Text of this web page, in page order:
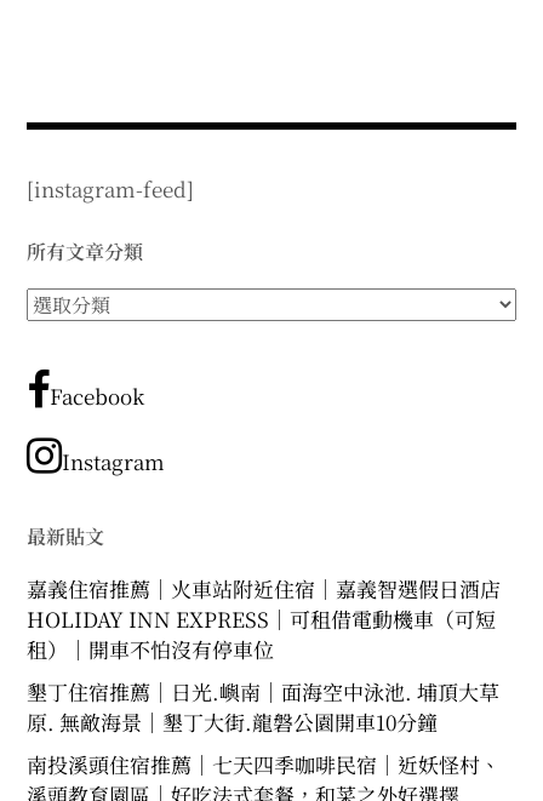
[instagram-feed]
所有文章分類
所
文
章
類
Facebook
Instagram
最新貼文
嘉義住宿推薦｜火車站附近住宿｜嘉義智選假日酒店
HOLIDAY INN EXPRESS｜可租借電動機車（可短
租）｜開車不怕沒有停車位
墾丁住宿推薦｜日光.嶼南｜面海空中泳池. 埔頂大草
原. 無敵海景｜墾丁大街.龍磐公園開車10分鐘
南投溪頭住宿推薦｜七天四季咖啡民宿｜近妖怪村、
溪頭教育園區｜好吃法式套餐，和菜之外好選擇